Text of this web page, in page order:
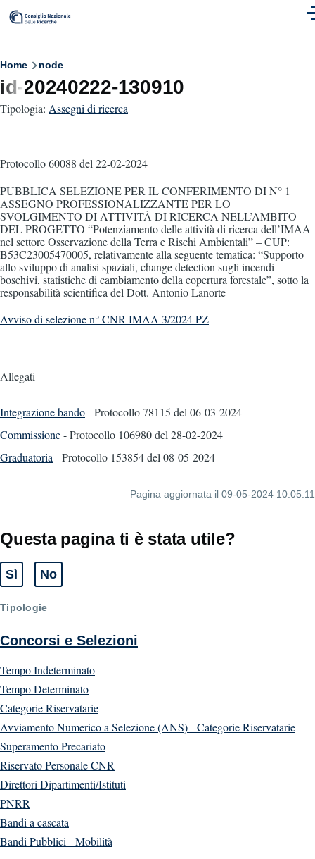
Skip to main content
Breadcrumb
Home node
id-20240222-130910
Tipologia: Assegni di ricerca
Protocollo 60088 del 22-02-2024
PUBBLICA SELEZIONE PER IL CONFERIMENTO DI N° 1
ASSEGNO PROFESSIONALIZZANTE PER LO
SVOLGIMENTO DI ATTIVITÀ DI RICERCA NELL’AMBITO
DEL PROGETTO “Potenziamento delle attività di ricerca dell’IMAA
nel settore Osservazione della Terra e Rischi Ambientali” – CUP:
B53C23005470005, relativamente alla seguente tematica: “Supporto
allo sviluppo di analisi spaziali, change detection sugli incendi
boschivi, statistiche di cambiamento della copertura forestale”, sotto la
responsabilità scientifica del Dott. Antonio Lanorte
Avviso di selezione n° CNR-IMAA 3/2024 PZ
Allegati
Integrazione bando- Protocollo 78115 del 06-03-2024
Commissione- Protocollo 106980del 28-02-2024
Graduatoria - Protocollo 153854del 08-05-2024
Pagina aggiornata il 09-05-2024 10:05:11
Questa pagina ti è stata utile?
Sì
Tipologie
Concorsi e Selezioni
Tempo Indeterminato
Tempo Determinato
Categorie Riservatarie
Avviamento Numerico a Selezione (ANS) - Categorie Riservatarie
Superamento Precariato
Riservato Personale CNR
Direttori Dipartimenti/Istituti
PNRR
Bandi a cascata
Bandi Pubblici - Mobilità